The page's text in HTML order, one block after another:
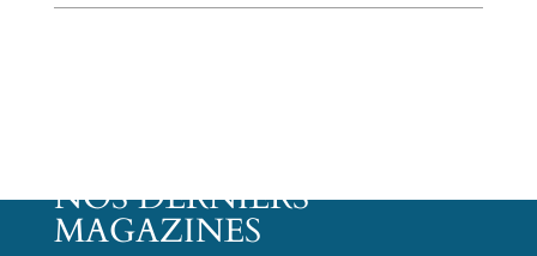
NOS DERNIERS
MAGAZINES